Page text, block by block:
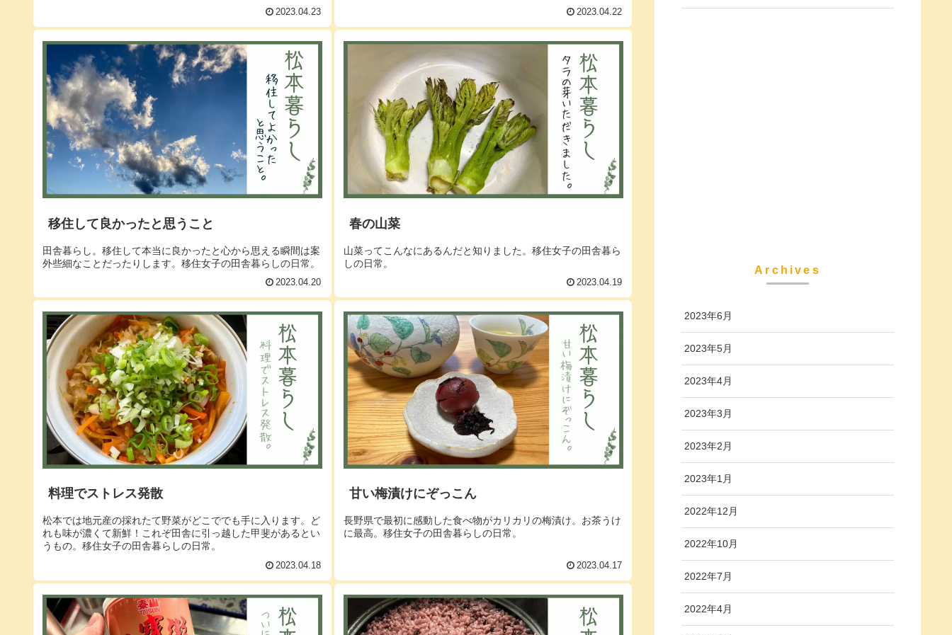
2023.04.23 2023.04.22
移住して良かったと思うこと
田舎暮らし。移住して本当に良かったと心から思える瞬間は案
外些細なことだったりします。移住女子の田舎暮らしの日常。
2023.04.20
春の山菜
山菜ってこんなにあるんだと知りました。移住女子の田舎暮ら
しの日常。
2023.04.19
料理でストレス発散
松本では地元産の採れたて野菜がどこででも手に入ります。ど
れも味が濃くて新鮮！これぞ田舎に引っ越した甲斐があるとい
うもの。移住女子の田舎暮らしの日常。
2023.04.18
甘い梅漬けにぞっこん
長野県で最初に感動した食べ物がカリカリの梅漬け。お茶うけ
に最高。移住女子の田舎暮らしの日常。
2023.04.17
Archives
2023年6月
2023年5月
2023年4月
2023年3月
2023年2月
2023年1月
2022年12月
2022年10月
2022年7月
2022年4月